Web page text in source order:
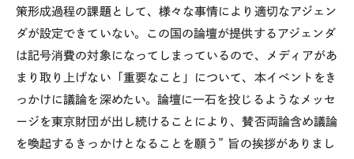
策形成過程の課題として、様々な事情により適切なアジェン
ダが設定できていない。この国の論壇が提供するアジェンダ
は記号消費の対象になってしまっているので、メディアがあ
まり取り上げない「重要なこと」について、本イベントをき
っかけに議論を深めたい。論壇に一石を投じるようなメッセ
ージを東京財団が出し続けることにより、賛否両論含め議論
を喚起するきっかけとなることを願う” 旨の挨拶がありまし